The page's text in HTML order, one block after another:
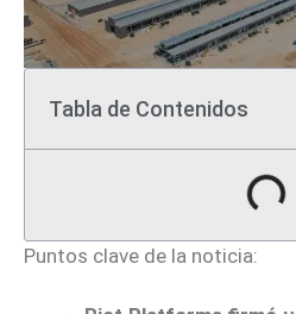
Tabla de Contenidos
Puntos clave de la noticia: